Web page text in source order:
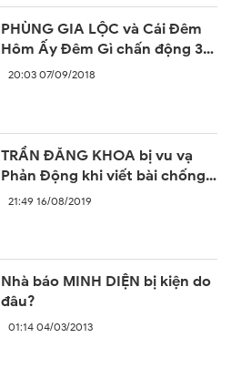
PHÙNG GIA LỘC và Cái Đêm
Hôm Ấy Đêm Gì chấn động 30
năm trước
20:03 07/09/2018
TRẦN ĐĂNG KHOA bị vu vạ
Phản Động khi viết bài chống
lại sự ngang ngược của Trung
21:49 16/08/2019
Nhà báo MINH DIỆN bị kiện do
đâu?
01:14 04/03/2013